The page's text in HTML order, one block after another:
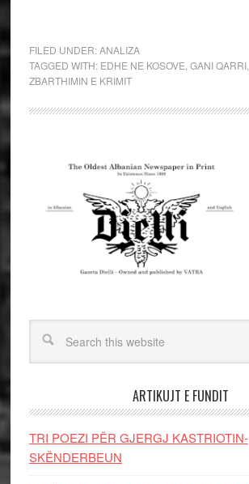
FILED UNDER:ANALIZA
TAGGED WITH: EDHE NE KOSOVE GANI QARRI,
ZBARTHIMIN E KRIMIT
ARTIKUJT E FUNDIT
TRI POEZI PËR GJERGJ KASTRIOTIN-
SKËNDERBEUN